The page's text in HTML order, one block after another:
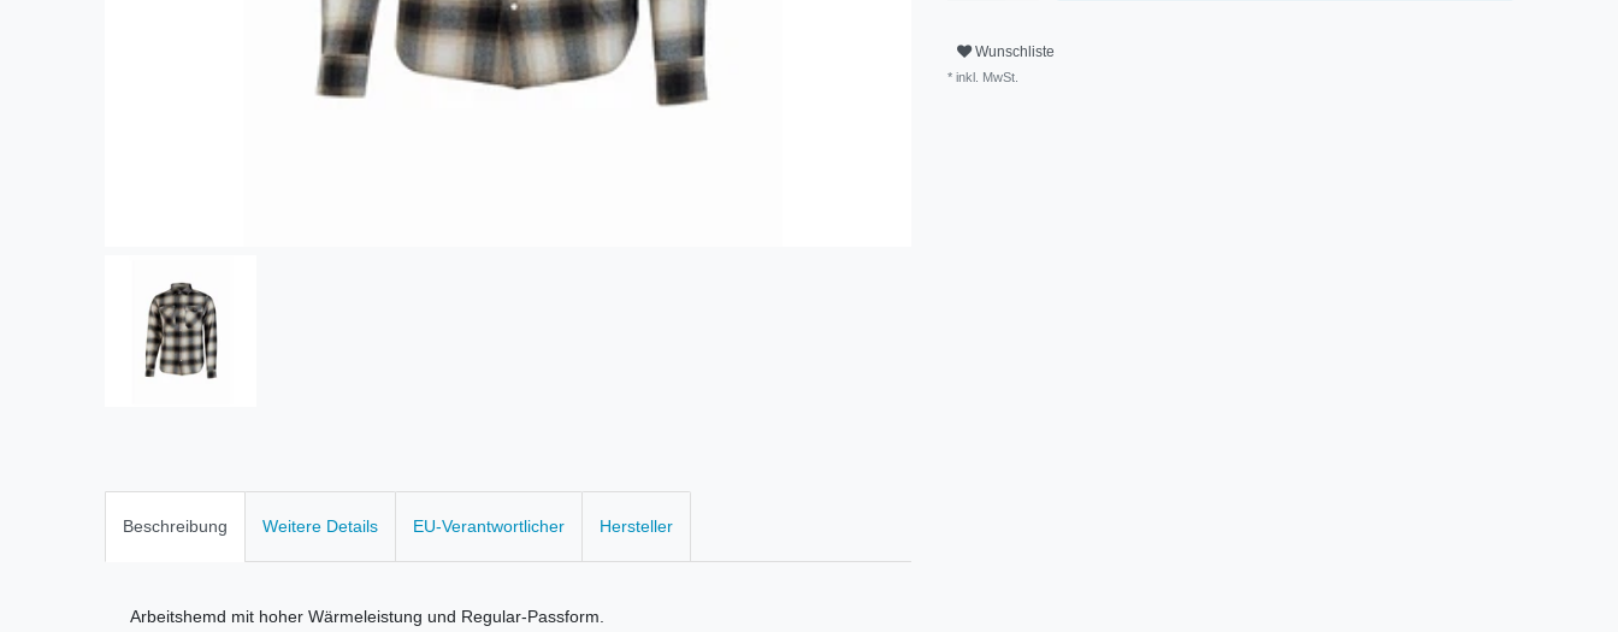
Wunschliste
* inkl. MwSt.
Beschreibung Weitere Details EU-Verantwortlicher Hersteller
Arbeitshemd mit hoher Wärmeleistung und Regular-Passform.